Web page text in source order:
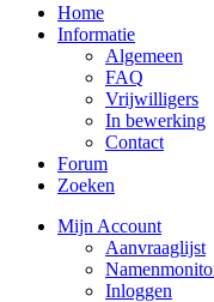
Home
Informatie
Algemeen
FAQ
Vrijwilligers
In bewerking
Contact
Forum
Zoeken
Mijn Account
Aanvraaglijst
Inloggen